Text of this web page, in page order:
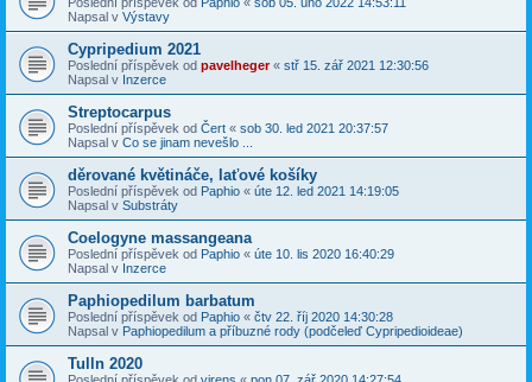
Napsal v Výstavy
Cypripedium 2021
Poslední příspěvek od pavelheger« stř 15. zář 2021 12:30:56
Napsal v Inzerce
Streptocarpus
Poslední příspěvek od Čert « sob 30. led 2021 20:37:57
Napsal v Co se jinam nevešlo ...
děrované květináče, laťové košíky
Poslední příspěvek od Paphio « úte 12. led 2021 14:19:05
Napsal v Substráty
Coelogyne massangeana
Poslední příspěvek od Paphio « úte 10. lis 2020 16:40:29
Napsal v Inzerce
Paphiopedilum barbatum
Poslední příspěvek od Paphio « čtv 22. říj 2020 14:30:28
Napsal v Paphiopedilum a příbuzné rody (podčeleď Cypripedioideae)
Tulln 2020
Poslední příspěvek od virens « pon 07. zář 2020 14:27:54